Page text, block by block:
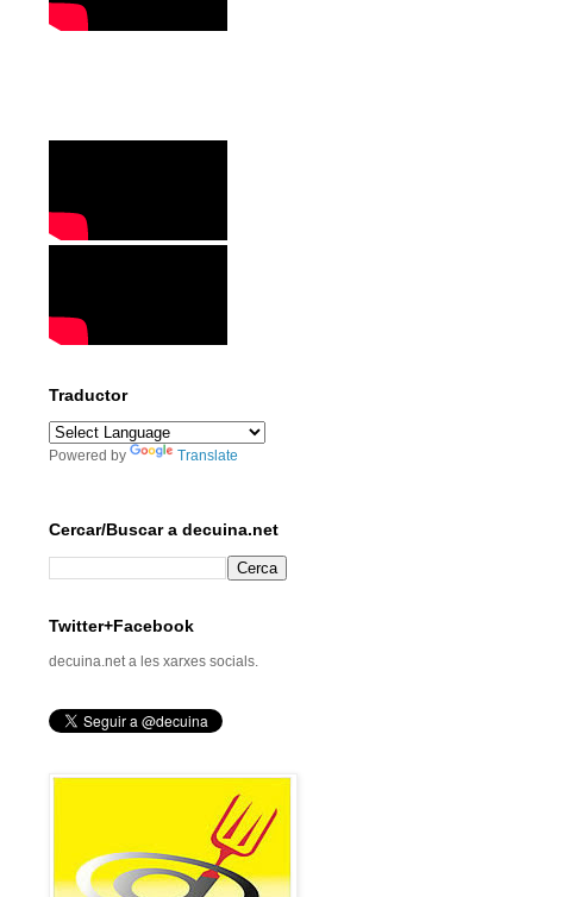
Traductor
Powered by Translate
Cercar/Buscar a decuina.net
Twitter+Facebook
decuina.net a les xarxes socials.